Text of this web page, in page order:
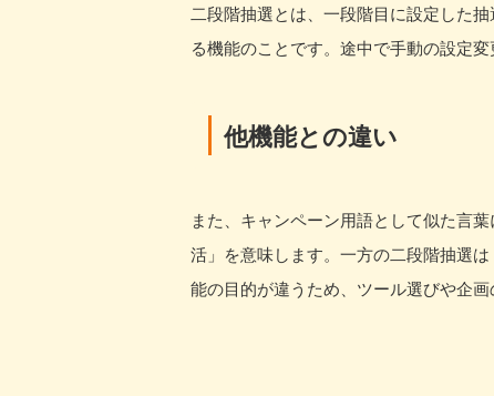
二段階抽選とは、一段階目に設定した
る機能のことです。途中で手動の設定
他機能との違い
また、キャンペーン用語として似た言
活」を意味します。一方の二段階抽選
能の目的が違うため、ツール選びや企